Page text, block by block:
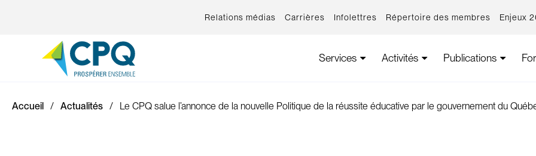
Relations médias Carrières Infolettres Répertoire des membres Enjeux
Services Activités Publications
Accueil Actualités Le CPQ salue l’annonce de la nouvelle Politique de la réussite éducative par le gouvernement du